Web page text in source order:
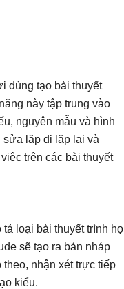
dùng tạo bài thuyết
này tập trung vào
nguyên mẫu và hình
sửa lặp đi lặp lại và
trên các bài thuyết
loại bài thuyết trình họ
sẽ tạo ra bản nháp
theo, nhận xét trực tiếp
kiểu.